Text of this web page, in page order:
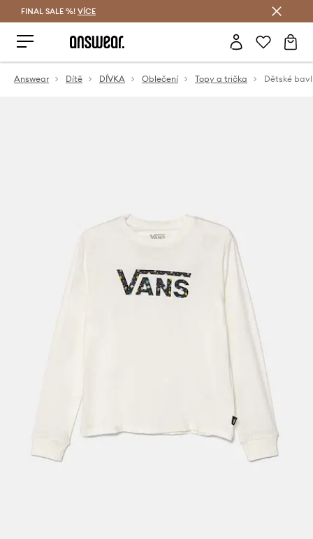
FINAL SALE %! VÍCE
Answear Dítě DÍVKA Oblečení Topy a trička